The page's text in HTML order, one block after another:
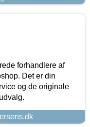
forhandlere af
Det er din
og de originale